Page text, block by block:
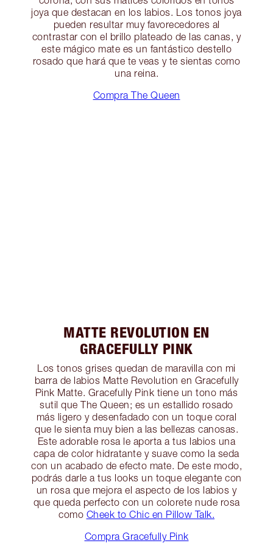
joya que destacan en los labios. Los tonos joya
pueden resultar muy favorecedores al
contrastar con el brillo plateado de las canas, y
este mágico mate es un fantástico destello
rosado que hará que te veas y te sientas como
una reina.
Compra The Queen
MATTE REVOLUTION EN
GRACEFULLY PINK
Los tonos grises quedan de maravilla con mi
barra de labios Matte Revolution en Gracefully
Pink Matte. Gracefully Pink tiene un tono más
sutil que The Queen; es un estallido rosado
más ligero y desenfadado con un toque coral
que le sienta muy bien a las bellezas canosas.
Este adorable rosa le aporta a tus labios una
capa de color hidratante y suave como la seda
con un acabado de efecto mate. De este modo,
podrás darle a tus looks un toque elegante con
un rosa que mejora el aspecto de los labios y
que queda perfecto con un colorete nude rosa
como Cheek to Chic en Pillow Talk.
Compra Gracefully Pink